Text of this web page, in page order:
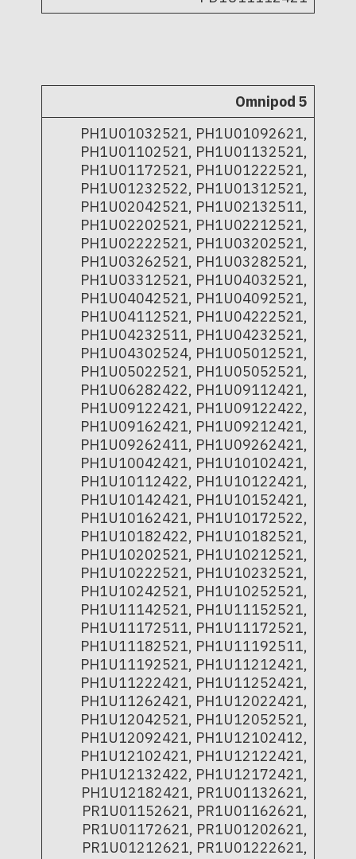
Omnipod 5
PH1U01032521, PH1U01092621,
PH1U01102521, PH1U01132521,
PH1U01172521, PH1U01222521,
PH1U01232522, PH1U01312521,
PH1U02042521, PH1U02132511,
PH1U02202521, PH1U02212521,
PH1U02222521, PH1U03202521,
PH1U03262521, PH1U03282521,
PH1U03312521, PH1U04032521,
PH1U04042521, PH1U04092521,
PH1U04112521, PH1U04222521,
PH1U04232511, PH1U04232521,
PH1U04302524, PH1U05012521,
PH1U05022521, PH1U05052521,
PH1U06282422, PH1U09112421,
PH1U09122421, PH1U09122422,
PH1U09162421, PH1U09212421,
PH1U09262411, PH1U09262421,
PH1U10042421, PH1U10102421,
PH1U10112422, PH1U10122421,
PH1U10142421, PH1U10152421,
PH1U10162421, PH1U10172522,
PH1U10182422, PH1U10182521,
PH1U10202521, PH1U10212521,
PH1U10222521, PH1U10232521,
PH1U10242521, PH1U10252521,
PH1U11142521, PH1U11152521,
PH1U11172511, PH1U11172521,
PH1U11182521, PH1U11192511,
PH1U11192521, PH1U11212421,
PH1U11222421, PH1U11252421,
PH1U11262421, PH1U12022421,
PH1U12042521, PH1U12052521,
PH1U12092421, PH1U12102412,
PH1U12102421, PH1U12122421,
PH1U12132422, PH1U12172421,
PH1U12182421, PR1U01132621,
PR1U01152621, PR1U01162621,
PR1U01172621, PR1U01202621,
PR1U01212621, PR1U01222621,